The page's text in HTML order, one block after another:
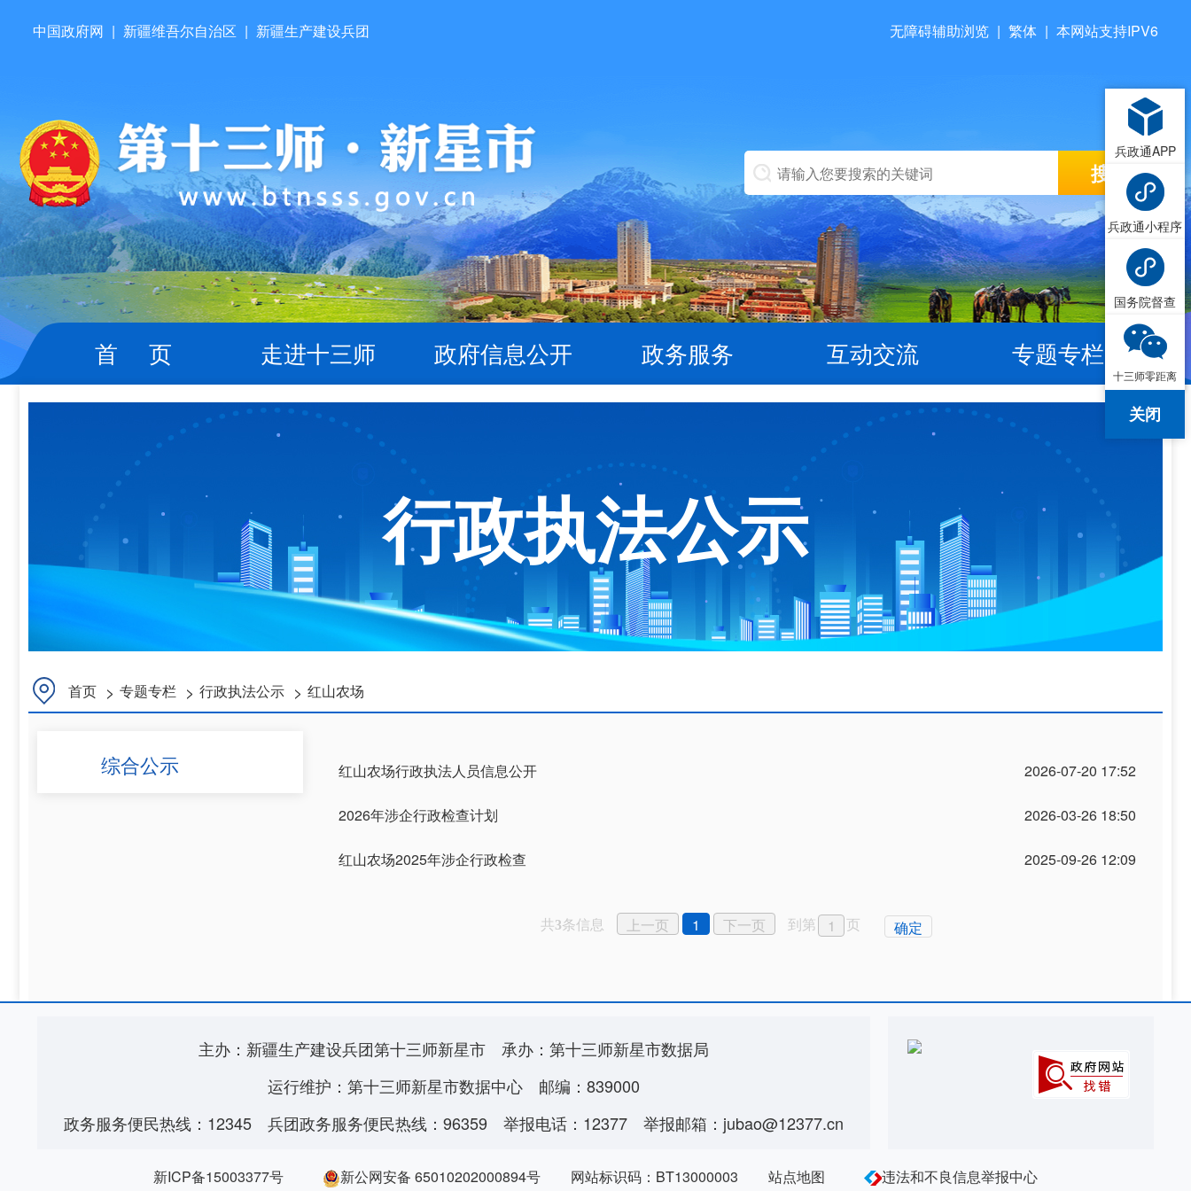
中国政府网 | 新疆维吾尔自治区 | 新疆生产建设兵团 无障碍辅助浏览 | 繁体 | 本网站支持IPV6
首 页 走进十三师 政府信息公开 政务服务 互动交流 专题专栏
行政执法公示
首页 > 专题专栏 > 行政执法公示 > 红山农场
综合公示 2026-07-20 17:52
红山农场行政执法人员信息公开
2026-03-26 18:50
2026年涉企行政检查计划
2025-09-26 12:09
红山农场2025年涉企行政检查
共3条信息 上一页 1 下一页 到第 页 确定
主办：新疆生产建设兵团第十三师新星市
承办：第十三师新星市数据局
运行维护：第十三师新星市数据中心
邮编：839000
政务服务便民热线：12345
兵团政务服务便民热线：96359 举报电话：12377 举报邮箱：jubao@12377.cn
新ICP备15003377号 新公网安备 65010202000894号 网站标识码：BT13000003 站点地图 违法和不良信息举报中心
兵政通APP
兵政通小程序
国务院督查
十三师零距离
关闭